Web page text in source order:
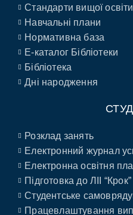
Стандарти вищої освіти
Навчальні плани
Нормативна база
E-каталог Бібліотеки
Бібліотека
Дні народження
Розклад занять
Електронний журнал
Електронна освітня
Підготовка до ЛІІ “Крок”
Студентське
Працевлаштування